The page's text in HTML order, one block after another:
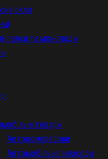
скло
палки та моноподи
товари
Автокомпресори
Автомобільні пилососи